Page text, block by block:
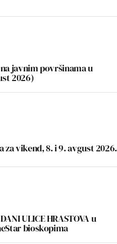
javnim površinama u
2026)
za vikend, 8. i 9. avgust 2026.
ULICE HRASTOVA u
bioskopima